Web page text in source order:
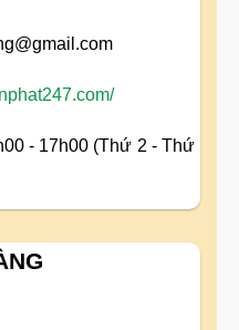
- 17h00 (Thứ 2 - Thứ